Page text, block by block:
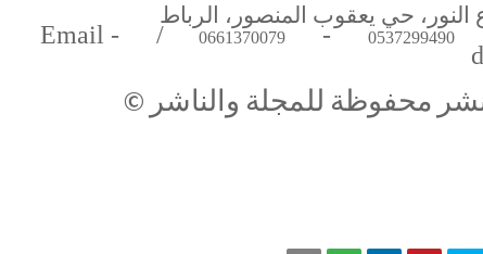
النور، حي يعقوب المنصور، الرباط
0537299490
-
0661370079
/
Email -
محفوظة للمجلة والناشر ©